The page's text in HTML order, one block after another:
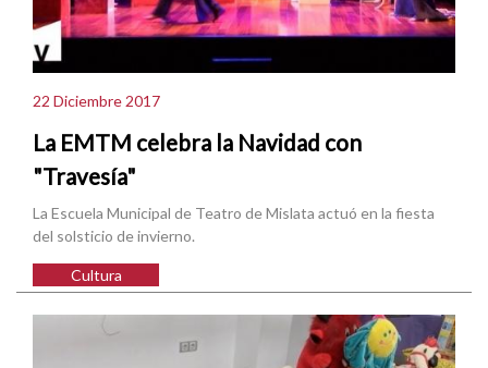
22 Diciembre 2017
La EMTM celebra la Navidad con
"Travesía"
La Escuela Municipal de Teatro de Mislata actuó en la fiesta
del solsticio de invierno.
Cultura